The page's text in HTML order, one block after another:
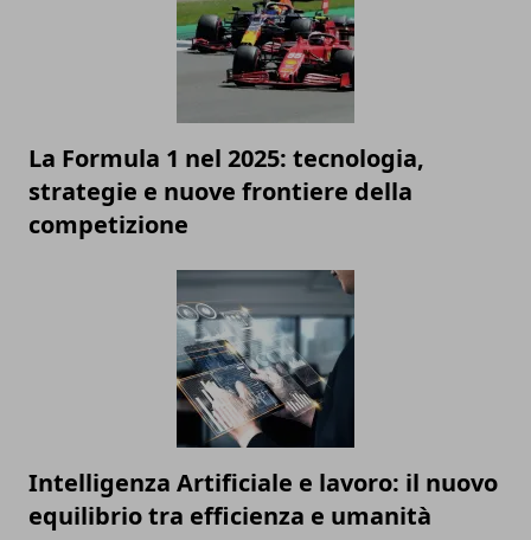
La Formula 1 nel 2025: tecnologia,
strategie e nuove frontiere della
competizione
Intelligenza Artificiale e lavoro: il nuovo
equilibrio tra efficienza e umanità